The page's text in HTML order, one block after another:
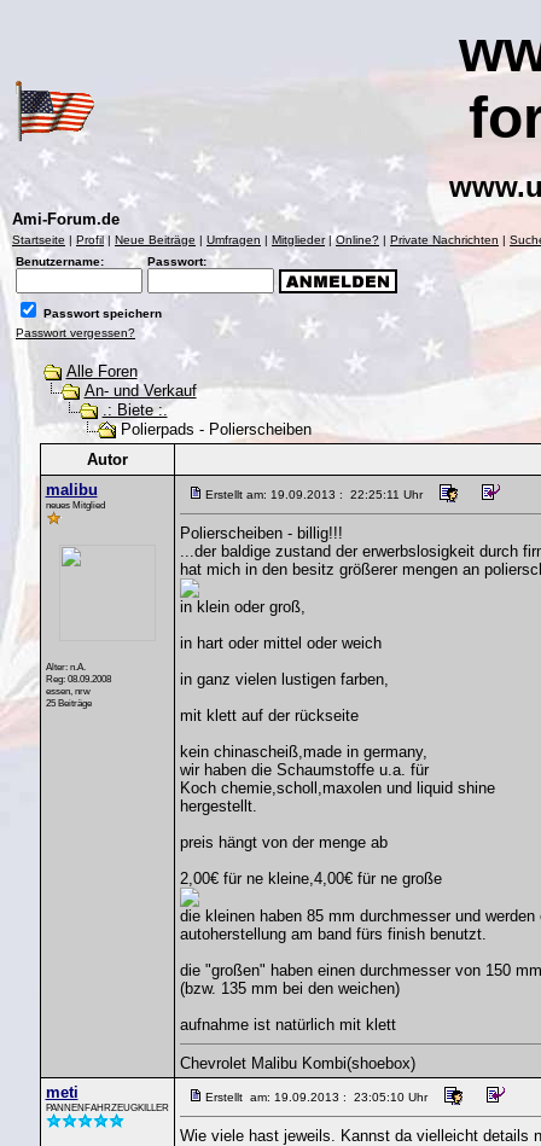
Ami-Forum.de
Startseite | Profil| Neue Beiträge | Umfragen | Mitglieder|Online? | Private Nachrichten |
Benutzername:
Passwort:
Passwort speichern
Passwort vergessen?
Alle Foren
An- und Verkauf
.: Biete :.
Polierpads - Polierscheiben
Autor
malibu
neues Mitglied
Alter: n.A.
Reg: 08.09.2008
essen, nrw
25 Beiträge
Erstellt am: 19.09.2013 : 22:25:11 Uhr
Polierscheiben - billig!!!
...der baldige zustand der erwerbslosigkeit durch
hat mich in den besitz größerer mengen an
in klein oder groß,
in hart oder mittel oder weich
in ganz vielen lustigen farben,
mit klett auf der rückseite
kein chinascheiß,made in germany,
wir haben die Schaumstoffe u.a. für
Koch chemie,scholl,maxolen und liquid shine
hergestellt.
preis hängt von der menge ab
2,00€ für ne kleine,4,00€ für ne große
die kleinen haben 85 mm durchmesser und werden
autoherstellung am band fürs finish benutzt.
die "großen" haben einen durchmesser von 150 mm
(bzw. 135 mm bei den weichen)
aufnahme ist natürlich mit klett
Chevrolet Malibu Kombi(shoebox)
meti
PANNENFAHRZEUGKILLER
Erstellt am: 19.09.2013 : 23:05:10 Uhr
Wie viele hast jeweils. Kannst da vielleicht details